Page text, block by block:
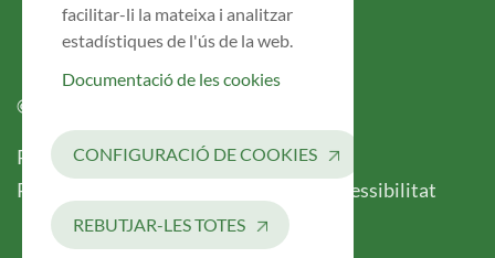
© 2026 Consell Comarcal del Berguedà
Legal
Política de PrivacitatAvís Legal
Registre d’Activitats de Tractament
Accessibilitat
facilitar-li la mateixa i analitzar
estadístiques de l'ús de la web.
Documentació de les cookies
CONFIGURACIÓ DE COOKIES
REBUTJAR-LES TOTES